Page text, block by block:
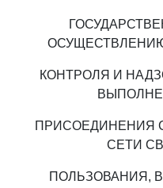
КОНТРОЛЯ И
ПРИСОЕДИНЕНИЯ
СЕТИ
ПОЛЬЗОВАНИЯ,